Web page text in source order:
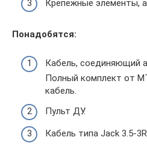
Крепежные элементы,
Понадобятся:
Кабель, соединяющий
Полный комплект от
кабель.
Пульт ДУ.
Кабель типа Jack 3.5-